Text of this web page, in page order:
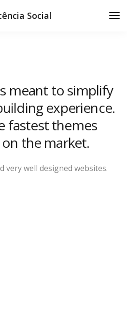
Social
meant to simplify
experience.
fastest themes
the market.
very well designed websites.